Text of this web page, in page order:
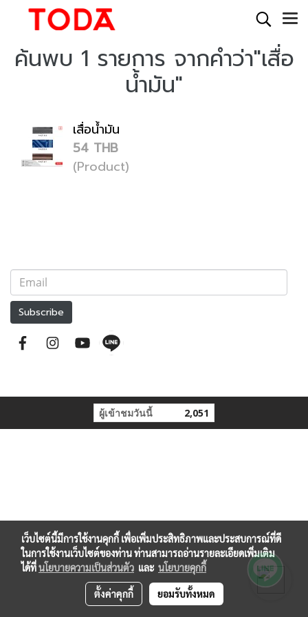
ค้นพบ 1 รายการ จากคำว่า"เสื่อ
น้ำมัน"
เสื่อน้ำมัน
54 THB
(Product)
Subscribe
ผู้เข้าชมวันนี้ 2,051
เว็บไซต์นี้มีการใช้งานคุกกี้ เพื่อเพิ่มประสิทธิภาพและประสบการณ์ที่ดี
ในการใช้งานเว็บไซต์ของท่าน ท่านสามารถอ่านรายละเอียดเพิ่มเติม
ได้ที่นโยบายความเป็นส่วนตัว และ นโยบายคุกกี้
ตั้งค่าคุกกี้ ยอมรับทั้งหมด